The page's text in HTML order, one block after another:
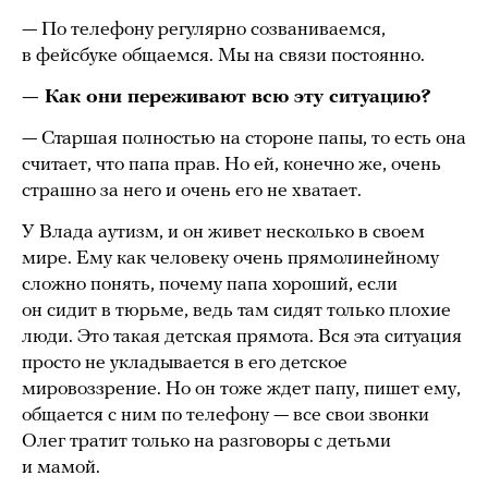
— По телефону регулярно созваниваемся,
в фейсбуке общаемся. Мы на связи постоянно.
— Как они переживают всю эту ситуацию?
— Старшая полностью на стороне папы, то есть она
считает, что папа прав. Но ей, конечно же, очень
страшно за него и очень его не хватает.
У Влада аутизм, и он живет несколько в своем
мире. Ему как человеку очень прямолинейному
сложно понять, почему папа хороший, если
он сидит в тюрьме, ведь там сидят только плохие
люди. Это такая детская прямота. Вся эта ситуация
просто не укладывается в его детское
мировоззрение. Но он тоже ждет папу, пишет ему,
общается с ним по телефону — все свои звонки
Олег тратит только на разговоры с детьми
и мамой.